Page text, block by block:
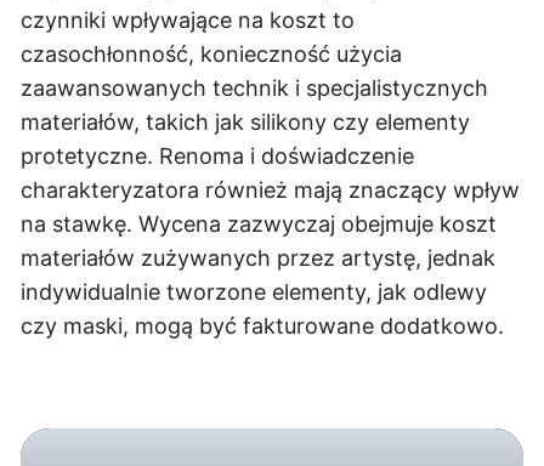
czynniki wpływające na koszt to
czasochłonność, konieczność użycia
zaawansowanych technik i specjalistycznych
materiałów, takich jak silikony czy elementy
protetyczne. Renoma i doświadczenie
charakteryzatora również mają znaczący wpływ
na stawkę. Wycena zazwyczaj obejmuje koszt
materiałów zużywanych przez artystę, jednak
indywidualnie tworzone elementy, jak odlewy
czy maski, mogą być fakturowane dodatkowo.